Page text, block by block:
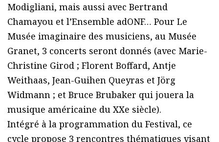
Modigliani, mais aussi avec Bertrand
Chamayou et lʼEnsemble adONF… Pour Le
Musée imaginaire des musiciens, au Musée
Granet, 3 concerts seront donnés (avec Marie-
Christine Girod ; Florent Boffard, Antje
Weithaas, Jean-Guihen Queyras et Jörg
Widmann ; et Bruce Brubaker qui jouera la
musique américaine du XXe siècle).
Intégré à la programmation du Festival, ce
cycle propose 3 rencontres thématiques visant